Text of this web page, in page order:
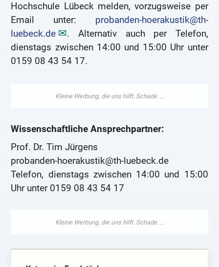
Hochschule Lübeck melden, vorzugsweise per
Email unter: probanden-hoerakustik@th-
luebeck.de
. Alternativ auch per Telefon,
dienstags zwischen 14:00 und 15:00 Uhr unter
0159 08 43 54 17.
Wissenschaftliche Ansprechpartner:
Prof. Dr. Tim Jürgens
probanden-hoerakustik@th-luebeck.de
Telefon, dienstags zwischen 14:00 und 15:00
Uhr unter 0159 08 43 54 17